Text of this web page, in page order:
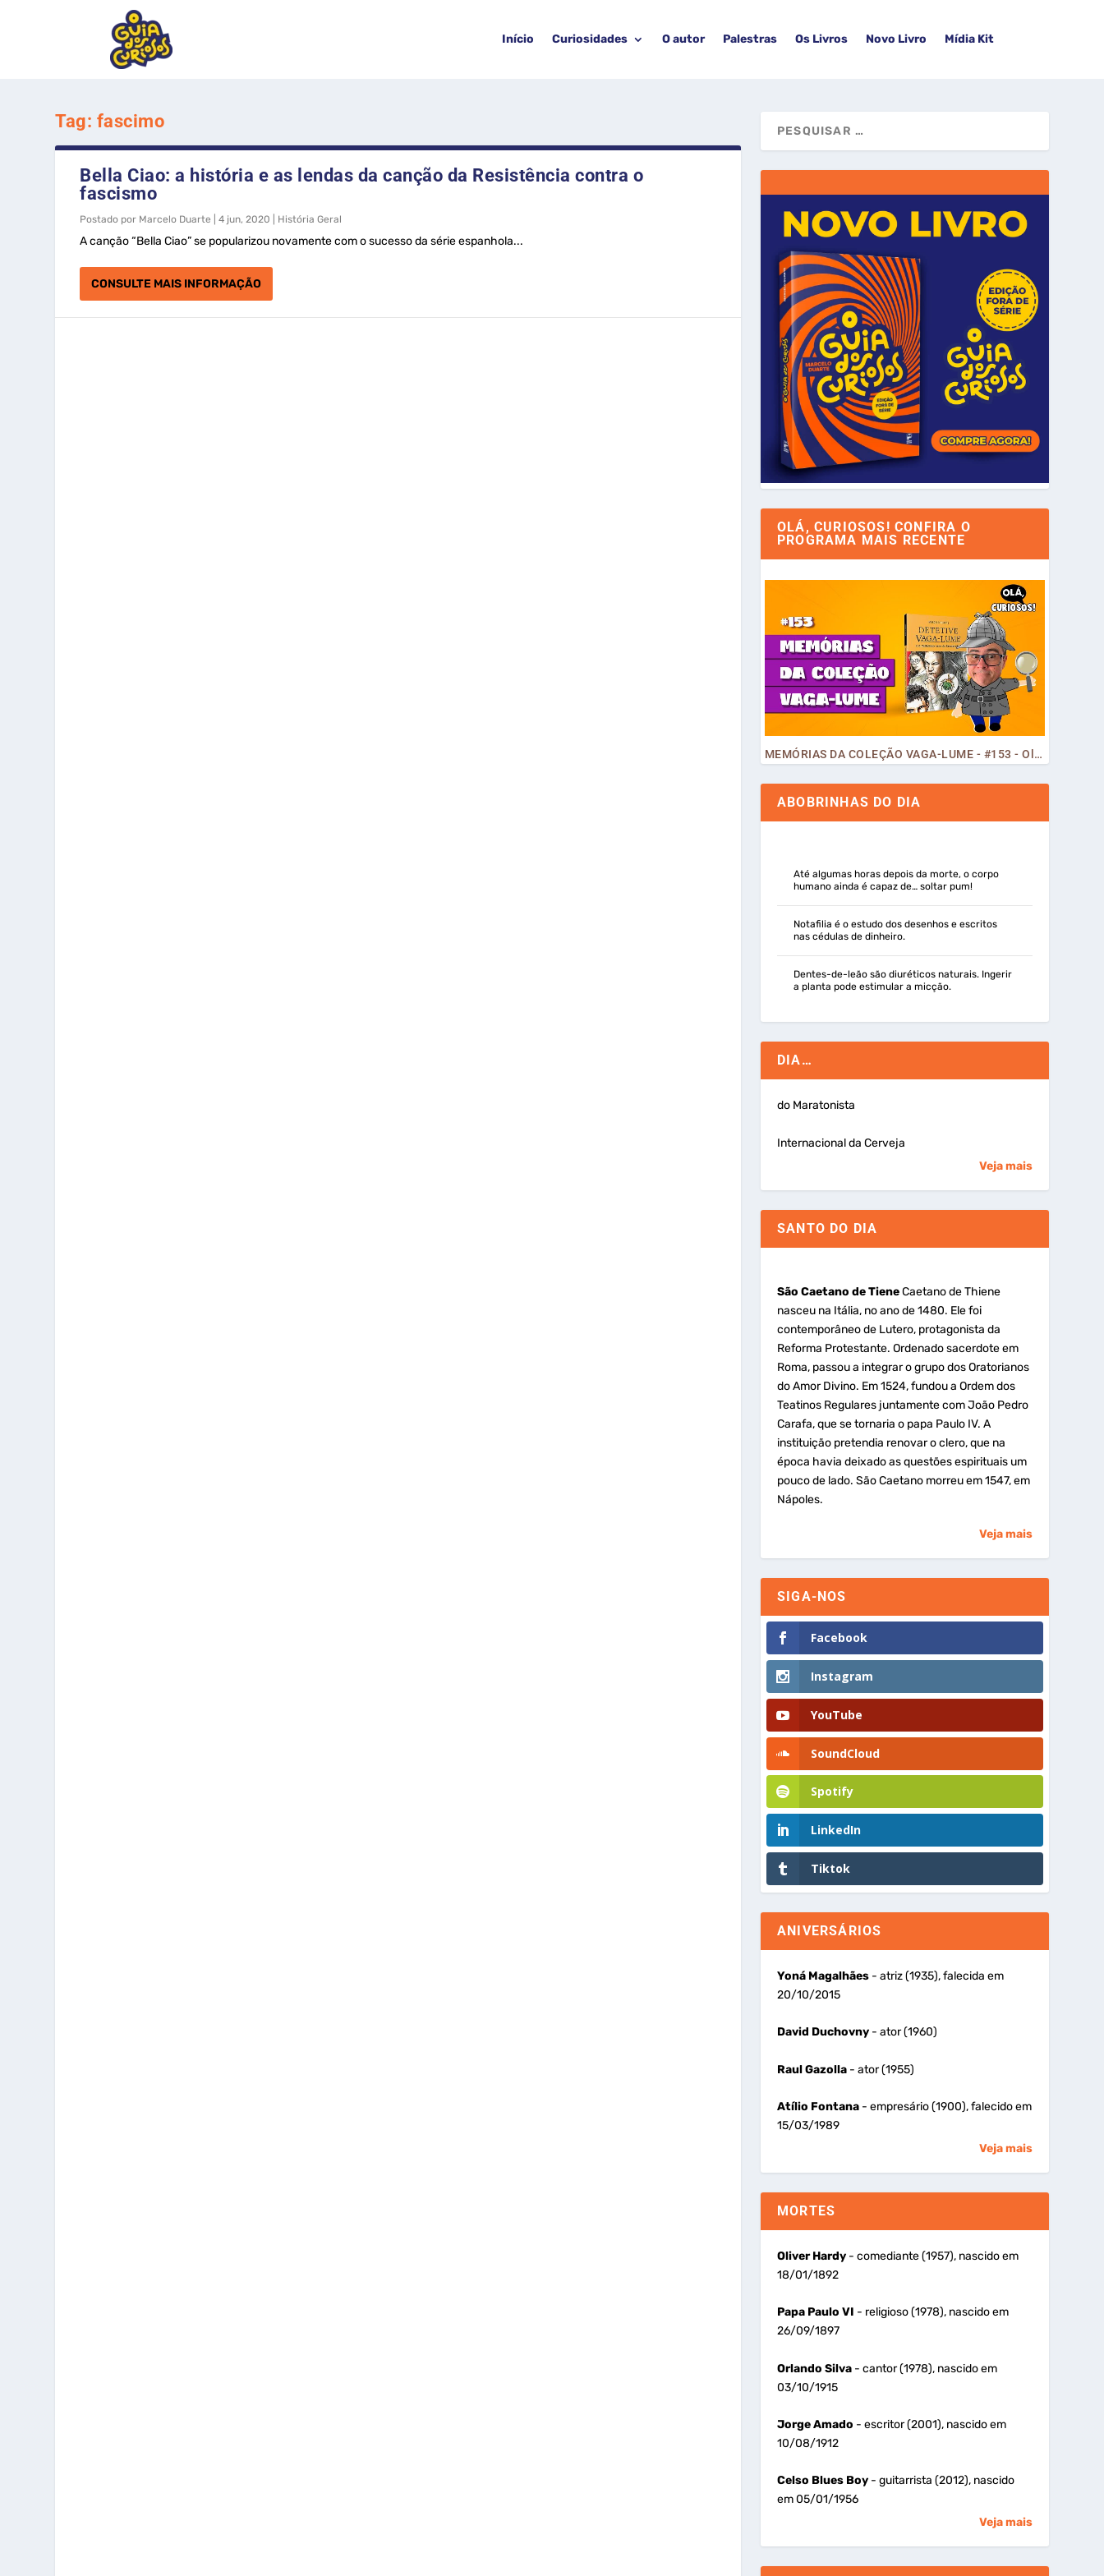
Início Curiosidades O autor Palestras Os Livros Novo Livro Mídia Kit
Tag: fascimo
Bella Ciao: a história e as lendas da canção da Resistência contra o
fascismo
Postado por Marcelo Duarte |4 jun, 2020 História Geral
A canção “Bella Ciao” se popularizou novamente com o sucesso da série espanhola...
CONSULTE MAIS INFORMAÇÃO
OLÁ, CURIOSOS! CONFIRA O
PROGRAMA MAIS RECENTE
MEMÓRIAS DA COLEÇÃO VAGA-LUME - #153 - Olá, Curiosos! 2023
ABOBRINHAS DO DIA
Até algumas horas depois da morte, o corpo
humano ainda é capaz de… soltar pum!
Notafilia é o estudo dos desenhos e escritos
nas cédulas de dinheiro.
Dentes-de-leão são diuréticos naturais. Ingerir
a planta pode estimular a micção.
DIA…
do Maratonista
Internacional da Cerveja
Veja mais
SANTO DO DIA
São Caetano de TieneCaetano de Thiene
nasceu na Itália, no ano de 1480. Ele foi
contemporâneo de Lutero, protagonista da
Reforma Protestante. Ordenado sacerdote em
Roma, passou a integrar o grupo dos Oratorianos
do Amor Divino. Em 1524, fundou a Ordem dos
Teatinos Regulares juntamente com João Pedro
Carafa, que se tornaria o papa Paulo IV. A
instituição pretendia renovar o clero, que na
época havia deixado as questões espirituais um
pouco de lado. São Caetano morreu em 1547, em
Nápoles.
Veja mais
SIGA-NOS
Facebook
Instagram
YouTube
SoundCloud
Spotify
LinkedIn
Tiktok
ANIVERSÁRIOS
Yoná Magalhães- atriz (1935), falecida em
20/10/2015
David Duchovny- ator (1960)
Raul Gazolla- ator (1955)
Atílio Fontana- empresário (1900), falecido em
15/03/1989
Veja mais
MORTES
Oliver Hardy- comediante (1957), nascido em
18/01/1892
Papa Paulo VI - religioso (1978), nascido em
26/09/1897
Orlando Silva- cantor (1978), nascido em
03/10/1915
Jorge Amado - escritor (2001), nascido em
10/08/1912
Celso Blues Boy- guitarrista (2012), nascido
em 05/01/1956
Veja mais